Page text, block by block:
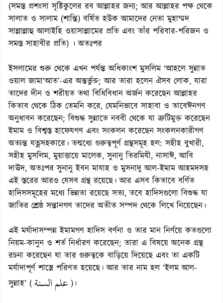
(সমস্ত প্রশংসা সৃষ্টিকুলের রব আল্লাহর জন্য; আর আল্লাহর পক্ষ থেকে
সালাত ও সালাম (শান্তি) বর্ষিত হউক আমাদের নেতা মুহাম্মদ
সাল্লাল্লাহু আলাইহি ওয়াসাল্লামের প্রতি এবং তাঁর পরিবার-পরিজন ও
সমস্ত সাহাবীর প্রতি) । অতঃপর
ইসলামের শুরু থেকে এখন পর্যন্ত অধিকাংশ মুসলিম ‘আহলে সুন্নাত
ওয়াল জামা‘আত’-এর অন্তর্ভুক্ত; আর তারা হলেন ঐসব লোক, যারা
তাদের দীন ও শরীয়ত তথা বিধিবিধান অর্জন করেছেন আল্লাহর
কিতাব থেকে ঠিক তেমনি করে, যেমনিভাবে সাহাবা ও তাবেঈনগণ
অনুধাবন করেছেন; বিশুদ্ধ সুন্নাতে নববী থেকে যা ত্রুটিমুক্ত করেছেন
ইমাম ও বিশ্বস্ত হাফেযগণ এবং সংকলন করেছেন সংকলনকারীগণ
অত্যন্ত যত্নসহকারে। তন্মধ্যে গুরুত্বপূর্ণ গ্রন্থসমূহ হল: সহীহ বুখারী,
সহীহ মুসলিম, মুয়াত্তায়ে মালেক, সুনানু তিরমিযী, নাসাঈ, আবি
দাঊদ, অতঃপর সুনানু ইবন মাযাহ ও মুসনাদু আল-ইমাম আহমদসহ
এই স্তরের আরও যেসব গ্রন্থ রয়েছে। আর এসব কিতাবে বর্ণিত
হাদিসসমূহের মধ্যে ভিন্নতা রয়েছে সত্য, তবে হাদিসগুলো বিশুদ্ধ যা
জাতির শ্রেষ্ঠ সন্তানগণ তাদের অতীত সম্পদ থেকে লিখে নিয়েছেন।
এই মর্যাদাসম্পন্ন ইমামগণ হাদিস বর্ণনা ও তার মান নির্ণয়ে কতগুলো
নিয়ম-কানুন ও শর্ত নির্ধারণ করেছেন; তারা এ বিষয়ে অনেক গ্রন্থ
রচনা করেছেন যা তার গুরুত্বকে বাড়িয়ে দিয়েছে এবং তা একটি
মর্যাদাপূর্ণ শাস্ত্রে পরিণত হয়েছে। আর তার নাম হল ‘ইলম আল-
সুন্নাহ’ ( علم السنة )।